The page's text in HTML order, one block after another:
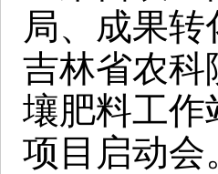
局、成果
吉林省农科
壤肥料工作
项目启动会